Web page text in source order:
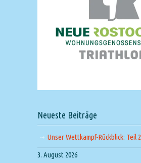
Neueste Beiträge
Unser Wettkampf-Rückblick: Teil 2
3. August 2026